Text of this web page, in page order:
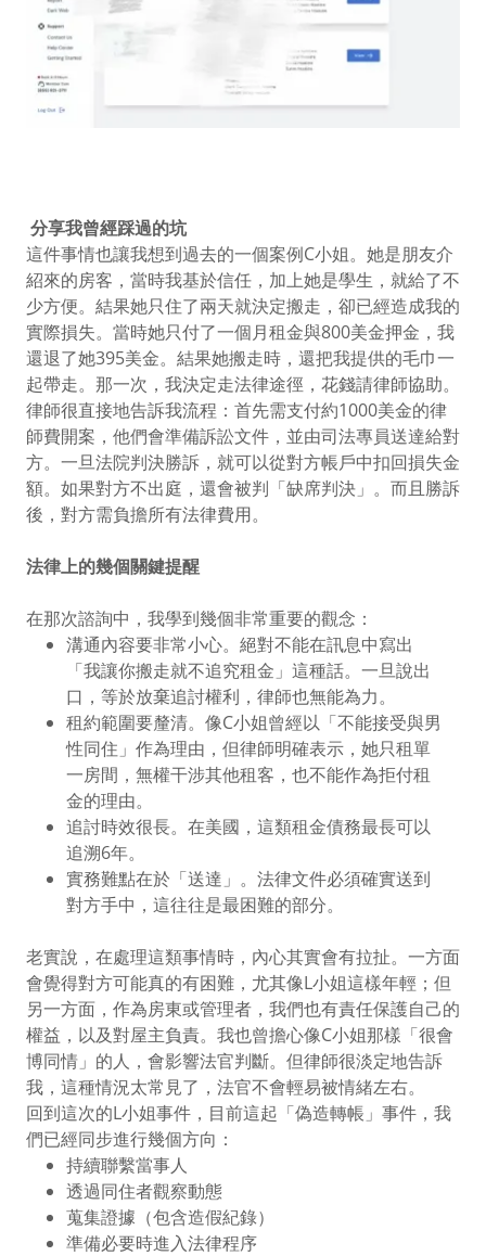
分享我曾經踩過的坑
這件事情也讓我想到過去的一個案例C小姐。她是朋友介
紹來的房客，當時我基於信任，加上她是學生，就給了不
少方便。結果她只住了兩天就決定搬走，卻已經造成我的
實際損失。當時她只付了一個月租金與800美金押金，我
還退了她395美金。結果她搬走時，還把我提供的毛巾一
起帶走。那一次，我決定走法律途徑，花錢請律師協助。
律師很直接地告訴我流程：首先需支付約1000美金的律
師費開案，他們會準備訴訟文件，並由司法專員送達給對
方。一旦法院判決勝訴，就可以從對方帳戶中扣回損失金
額。如果對方不出庭，還會被判「缺席判決」。而且勝訴
後，對方需負擔所有法律費用。
法律上的幾個關鍵提醒
在那次諮詢中，我學到幾個非常重要的觀念：
溝通內容要非常小心。絕對不能在訊息中寫出
「我讓你搬走就不追究租金」這種話。一旦說出
口，等於放棄追討權利，律師也無能為力。
租約範圍要釐清。像C小姐曾經以「不能接受與男
性同住」作為理由，但律師明確表示，她只租單
一房間，無權干涉其他租客，也不能作為拒付租
金的理由。
追討時效很長。在美國，這類租金債務最長可以
追溯6年。
實務難點在於「送達」。法律文件必須確實送到
對方手中，這往往是最困難的部分。
老實說，在處理這類事情時，內心其實會有拉扯。一方面
會覺得對方可能真的有困難，尤其像L小姐這樣年輕；但
另一方面，作為房東或管理者，我們也有責任保護自己的
權益，以及對屋主負責。我也曾擔心像C小姐那樣「很會
博同情」的人，會影響法官判斷。但律師很淡定地告訴
我，這種情況太常見了，法官不會輕易被情緒左右。
回到這次的L小姐事件，目前這起「偽造轉帳」事件，我
們已經同步進行幾個方向：
持續聯繫當事人
透過同住者觀察動態
蒐集證據（包含造假紀錄）
準備必要時進入法律程序